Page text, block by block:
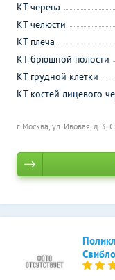
г. Москва, ул. Ивовая, д. 3,
КТ черепа
КТ челюсти
КТ плеча
КТ брюшной полости
КТ грудной клетки
КТ костей лицевого